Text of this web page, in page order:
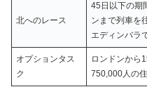
北へのレース
45日以下の期
ンまで列車を
エディンバラ
オプションタス
ク
ロンドンから
750,000人の